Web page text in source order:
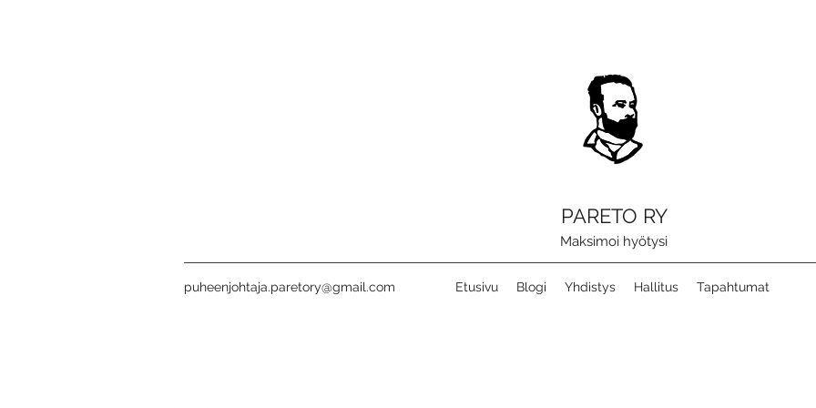
PARETO RY
Maksimoi hyötysi
puheenjohtaja.paretory@gmail.com Etusivu Blogi Yhdistys Hallitus Tapahtumat